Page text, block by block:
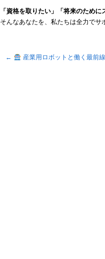
「資格を取りたい」「将来のために
そんなあなたを、私たちは全力でサ
←
産業用ロボットと働く最前